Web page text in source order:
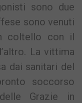
sono due
sono venuti
coltello con il
La vittima
dai sanitari del
soccorso
Grazie in